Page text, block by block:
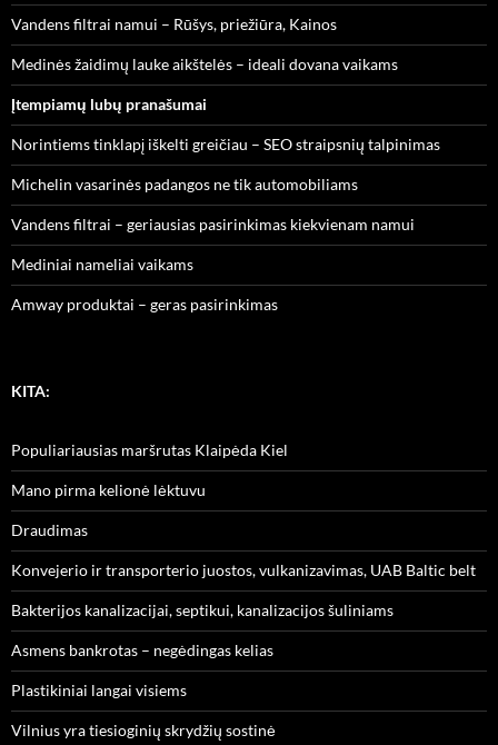
Vandens filtrai namui – Rūšys, priežiūra, Kainos
Medinės žaidimų lauke aikštelės – ideali dovana vaikams
Įtempiamų lubų pranašumai
Norintiems tinklapį iškelti greičiau – SEO straipsnių talpinimas
Michelin vasarinės padangos ne tik automobiliams
Vandens filtrai – geriausias pasirinkimas kiekvienam namui
Mediniai nameliai vaikams
Amway produktai – geras pasirinkimas
KITA:
Populiariausias maršrutas Klaipėda Kiel
Mano pirma kelionė lėktuvu
Draudimas
Konvejerio ir transporterio juostos, vulkanizavimas, UAB Baltic belt
Bakterijos kanalizacijai, septikui, kanalizacijos šuliniams
Asmens bankrotas – negėdingas kelias
Plastikiniai langai visiems
Vilnius yra tiesioginių skrydžių sostinė